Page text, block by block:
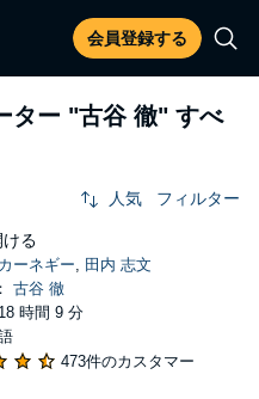
会員登録する
ター "古谷 徹" すべ
人気 フィルター
る
ーネギー, 田内 志文
古谷 徹
時間 9 分
473件のカスタマー